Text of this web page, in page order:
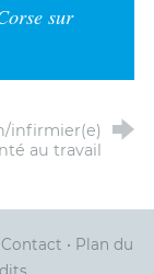
sur
infirmier(e)
au travail
Contact • Plan du